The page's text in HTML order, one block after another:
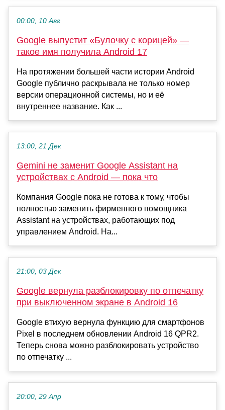
00:00, 10 Авг
Google выпустит «Булочку с корицей» —
такое имя получила Android 17
На протяжении большей части истории Android
Google публично раскрывала не только номер
версии операционной системы, но и её
внутреннее название. Как ...
13:00, 21 Дек
Gemini не заменит Google Assistant на
устройствах с Android — пока что
Компания Google пока не готова к тому, чтобы
полностью заменить фирменного помощника
Assistant на устройствах, работающих под
управлением Android. На...
21:00, 03 Дек
Google вернула разблокировку по отпечатку
при выключенном экране в Android 16
Google втихую вернула функцию для смартфонов
Pixel в последнем обновлении Android 16 QPR2.
Теперь снова можно разблокировать устройство
по отпечатку ...
20:00, 29 Апр